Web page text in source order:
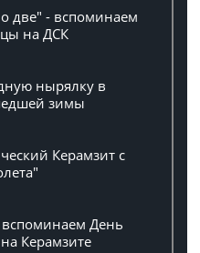
две" - вспоминаем
на ДСК
нырялку в
зимы
Керамзит с
День
Керамзите